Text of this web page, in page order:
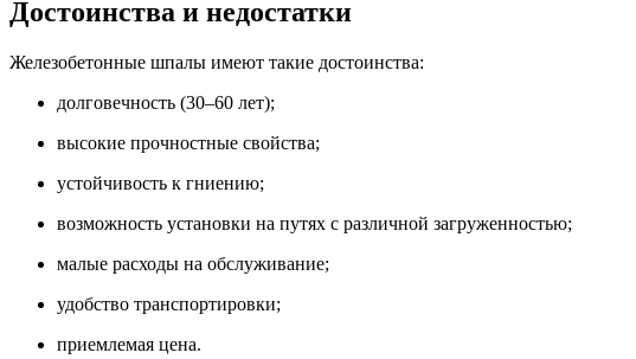
Достоинства и недостатки
Железобетонные шпалы имеют такие достоинства:
долговечность (30–60 лет);
высокие прочностные свойства;
устойчивость к гниению;
возможность установки на путях с различной загруженностью;
малые расходы на обслуживание;
удобство транспортировки;
приемлемая цена.